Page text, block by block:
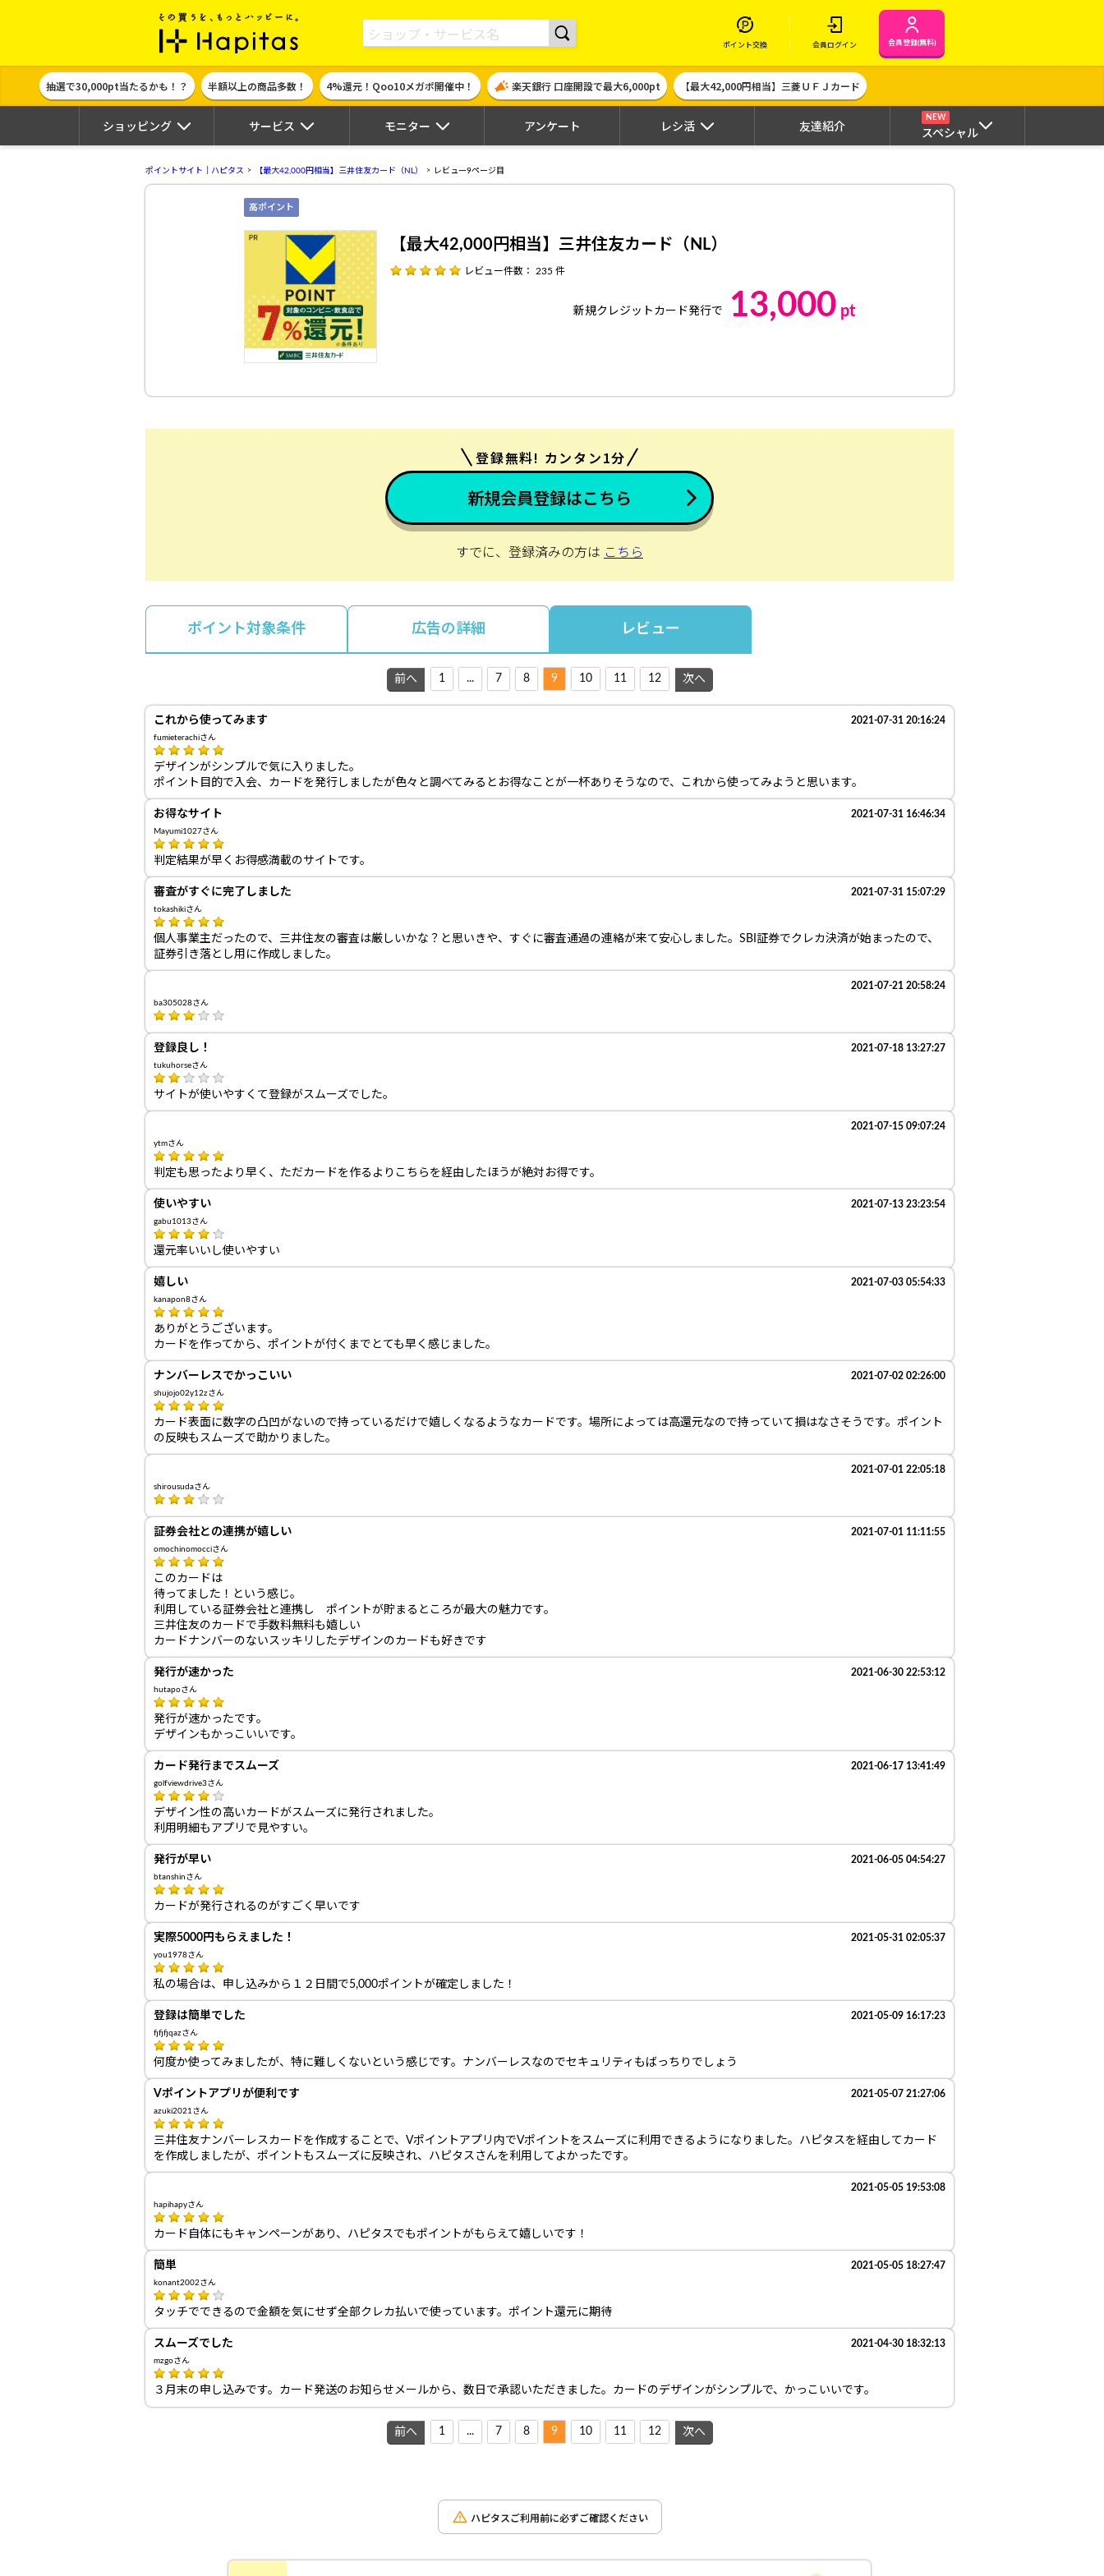
ポイント貯めて現金やギフト券に交換できるポイントサイト | ハピタス
ポイント交換 会員ログイン 会員登録(無料)
抽選で30,000pt当たるかも！？ 半額以上の商品多数！ 4%還元！Qoo10メガポ開催中！ 楽天銀行 口座開設で最大6,000pt 【最大42,000円相当】三菱ＵＦＪカード
ショッピング サービス モニター アンケート レシ活 友達紹介
NEW
スペシャル
ポイントサイト｜ハピタス 【最大42,000円相当】三井住友カード（NL） レビュー9ページ目
高ポイント
【最大42,000円相当】三井住友カード（NL）
レビュー件数： 235 件
新規クレジットカード発行で 13,000 pt
登録無料! カンタン1分
新規会員登録はこちら
すでに、登録済みの方は こちら
ポイント対象条件 広告の詳細 レビュー
前へ 1 ... 7 8 9 10 11 12 次へ
これから使ってみます 2021-07-31 20:16:24
fumieterachiさん
デザインがシンプルで気に入りました。
ポイント目的で入会、カードを発行しましたが色々と調べてみるとお得なことが一杯ありそうなので、これから使ってみようと思います。
お得なサイト 2021-07-31 16:46:34
Mayumi1027さん
判定結果が早くお得感満載のサイトです。
審査がすぐに完了しました 2021-07-31 15:07:29
tokashikiさん
個人事業主だったので、三井住友の審査は厳しいかな？と思いきや、すぐに審査通過の連絡が来て安心しました。SBI証券でクレカ決済が始まったので、
証券引き落とし用に作成しました。
2021-07-21 20:58:24
ba305028さん
登録良し！ 2021-07-18 13:27:27
tukuhorseさん
サイトが使いやすくて登録がスムーズでした。
2021-07-15 09:07:24
ytmさん
判定も思ったより早く、ただカードを作るよりこちらを経由したほうが絶対お得です。
使いやすい 2021-07-13 23:23:54
gabu1013さん
還元率いいし使いやすい
嬉しい 2021-07-03 05:54:33
kanapon8さん
ありがとうございます。
カードを作ってから、ポイントが付くまでとても早く感じました。
ナンバーレスでかっこいい 2021-07-02 02:26:00
shujojo02y12zさん
カード表面に数字の凸凹がないので持っているだけで嬉しくなるようなカードです。場所によっては高還元なので持っていて損はなさそうです。ポイント
の反映もスムーズで助かりました。
2021-07-01 22:05:18
shirousudaさん
証券会社との連携が嬉しい 2021-07-01 11:11:55
omochinomocciさん
このカードは
待ってました！という感じ。
利用している証券会社と連携し ポイントが貯まるところが最大の魅力です。
三井住友のカードで手数料無料も嬉しい
カードナンバーのないスッキリしたデザインのカードも好きです
発行が速かった 2021-06-30 22:53:12
hutapoさん
発行が速かったです。
デザインもかっこいいです。
カード発行までスムーズ 2021-06-17 13:41:49
golfviewdrive3さん
デザイン性の高いカードがスムーズに発行されました。
利用明細もアプリで見やすい。
発行が早い 2021-06-05 04:54:27
btanshinさん
カードが発行されるのがすごく早いです
実際5000円もらえました！ 2021-05-31 02:05:37
you1978さん
私の場合は、申し込みから１２日間で5,000ポイントが確定しました！
登録は簡単でした 2021-05-09 16:17:23
fjfjfjqazさん
何度か使ってみましたが、特に難しくないという感じです。ナンバーレスなのでセキュリティもばっちりでしょう
Vポイントアプリが便利です 2021-05-07 21:27:06
azuki2021さん
三井住友ナンバーレスカードを作成することで、Vポイントアプリ内でVポイントをスムーズに利用できるようになりました。ハピタスを経由してカード
を作成しましたが、ポイントもスムーズに反映され、ハピタスさんを利用してよかったです。
2021-05-05 19:53:08
hapihapyさん
カード自体にもキャンペーンがあり、ハピタスでもポイントがもらえて嬉しいです！
簡単 2021-05-05 18:27:47
konant2002さん
タッチでできるので金額を気にせず全部クレカ払いで使っています。ポイント還元に期待
スムーズでした 2021-04-30 18:32:13
mzgoさん
３月末の申し込みです。カード発送のお知らせメールから、数日で承認いただきました。カードのデザインがシンプルで、かっこいいです。
前へ 1 ... 7 8 9 10 11 12 次へ
ハピタスご利用前に必ずご確認ください